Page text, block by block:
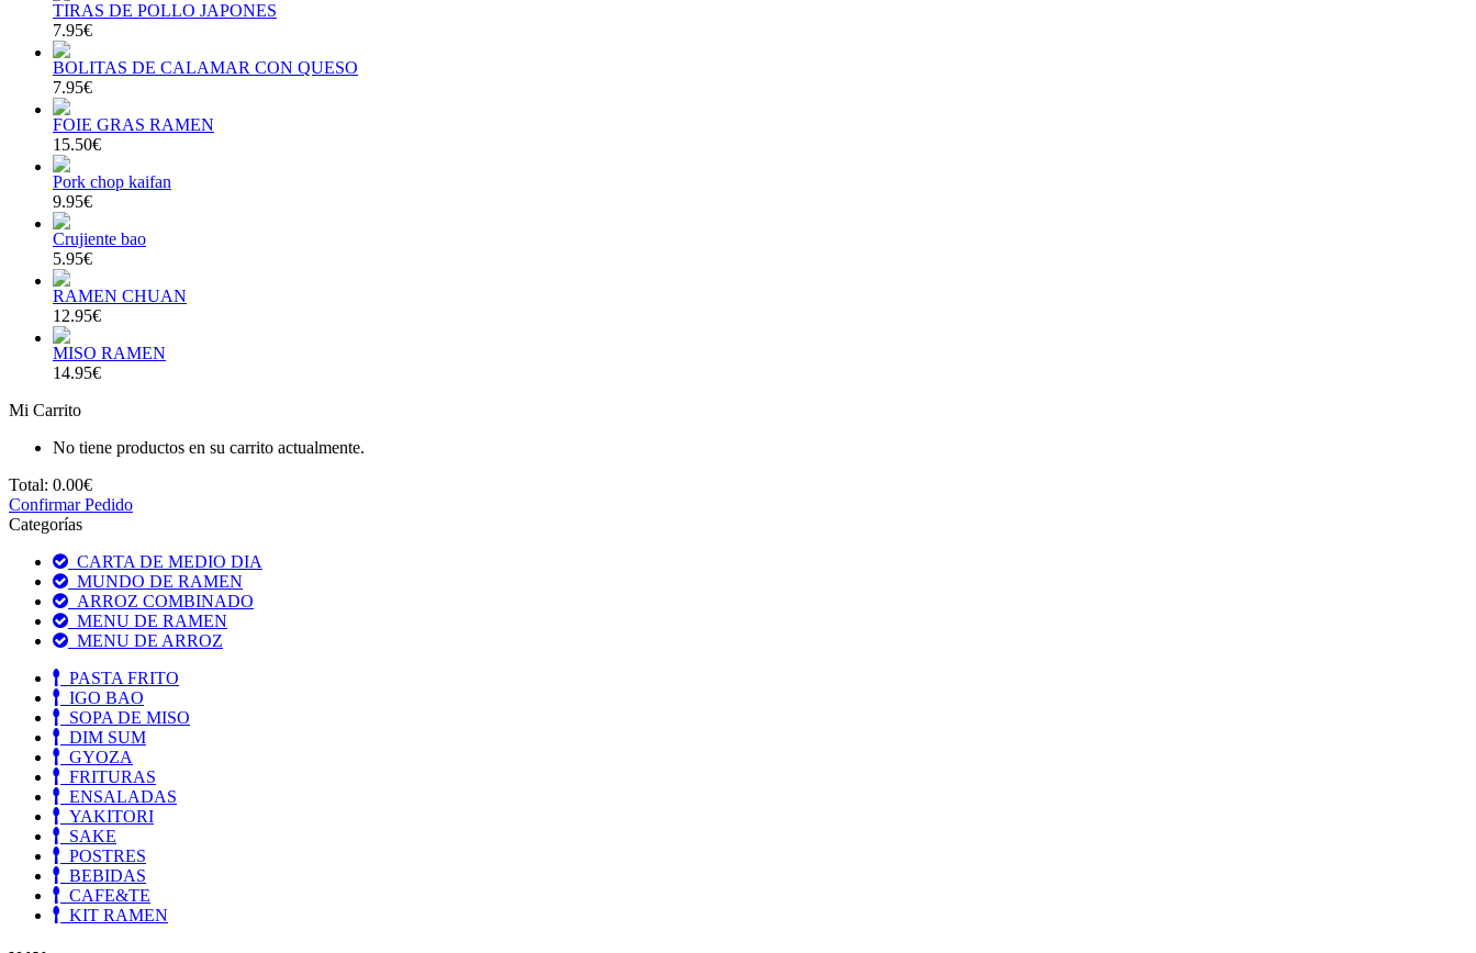
TIRAS DE POLLO JAPONES
7.95€
BOLITAS DE CALAMAR CON QUESO
7.95€
FOIE GRAS RAMEN
15.50€
Pork chop kaifan
9.95€
Crujiente bao
5.95€
RAMEN CHUAN
12.95€
MISO RAMEN
14.95€
Mi Carrito
No tiene productos en su carrito actualmente.
Total: 0.00€
Confirmar Pedido
Categorías
CARTA DE MEDIO DIA
MUNDO DE RAMEN
ARROZ COMBINADO
MENU DE RAMEN
MENU DE ARROZ
PASTA FRITO
IGO BAO
SOPA DE MISO
DIM SUM
GYOZA
FRITURAS
ENSALADAS
YAKITORI
SAKE
POSTRES
BEBIDAS
CAFE&TE
KIT RAMEN